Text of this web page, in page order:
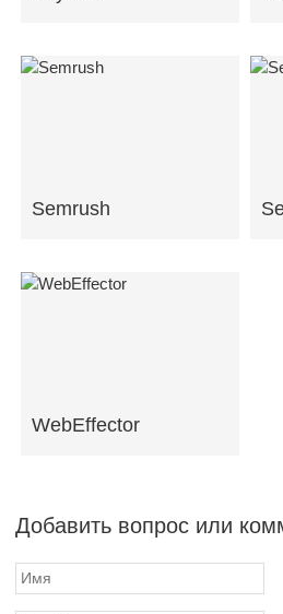
Semrush
WebEffector
Добавить вопрос или